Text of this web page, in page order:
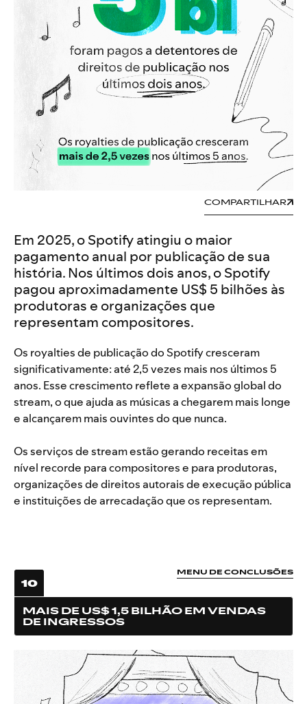
COMPARTILHAR
Em 2025, o Spotify atingiu o maior
pagamento anual por publicação de sua
história. Nos últimos dois anos, o Spotify
pagou aproximadamente US$ 5 bilhões às
produtoras e organizações que
representam compositores.
Os royalties de publicação do Spotify cresceram
significativamente: até 2,5 vezes mais nos últimos 5
anos. Esse crescimento reflete a expansão global do
stream, o que ajuda as músicas a chegarem mais longe
e alcançarem mais ouvintes do que nunca.
Os serviços de stream estão gerando receitas em
nível recorde para compositores e para produtoras,
organizações de direitos autorais de execução pública
e instituições de arrecadação que os representam.
10
MENU DE CONCLUSÕES
MAIS DE US$ 1,5 BILHÃO EM VENDAS
DE INGRESSOS